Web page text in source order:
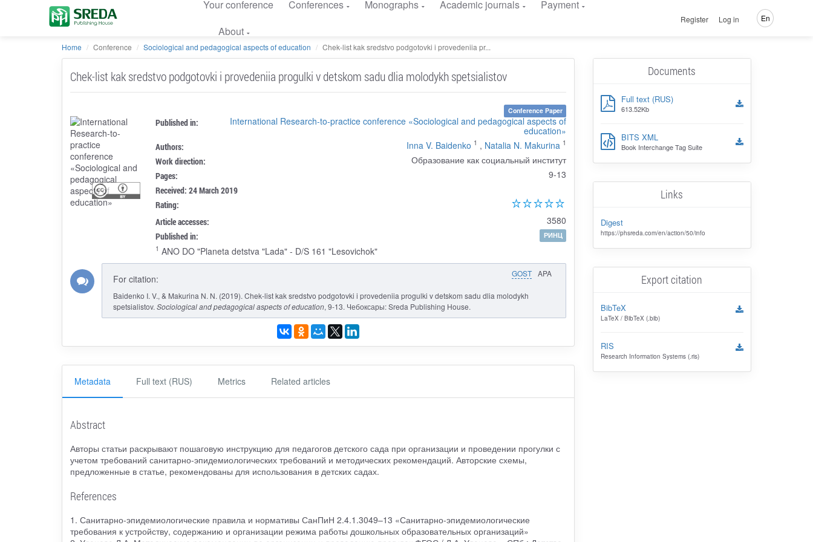
Your conference Conferences Monographs Academic journals
Payment
About
Register Log in En
Home Conference Sociological and pedagogical aspects of education Chek-list kak sredstvo podgotovki i provedeniia pr...
Chek-list kak sredstvo podgotovki i provedeniia progulki v detskom sadu dlia molodykh spetsialistov
Conference Paper
Published in:
International Research-to-practice conference «Sociological and pedagogical aspects of
education»
Authors: Inna V. Baidenko 1 , Natalia N. Makurina 1
Work direction: Образование как социальный институт
Pages: 9-13
Received: 24 March 2019
Rating:
Article accesses:
3580
Published in:
РИНЦ
1 ANO DO "Planeta detstva "Lada" - D/S 161 "Lesovichok"
GOST APA
For citation:
Baidenko I. V., & Makurina N. N. (2019). Chek-list kak sredstvo podgotovki i provedeniia progulki v detskom sadu dlia molodykh
spetsialistov. Sociological and pedagogical aspects of education, 9-13. Чебоксары: Sreda Publishing House.
Metadata Full text (RUS) Metrics Related articles
Abstract
Авторы статьи раскрывают пошаговую инструкцию для педагогов детского сада при организации и проведении прогулки с
учетом требований санитарно-эпидемиологических требований и методических рекомендаций. Авторские схемы,
предложенные в статье, рекомендованы для использования в детских садах.
References
1. Санитарно-эпидемиологические правила и нормативы СанПиН 2.4.1.3049–13 «Санитарно-эпидемиологические
требования к устройству, содержанию и организации режима работы дошкольных образовательных организаций»
Documents
Full text (RUS)
613.52Kb
BITS XML
Book Interchange Tag Suite
Links
Digest
https://phsreda.com/en/action/50/info
Export citation
BibTeX
LaTeX / BibTeX (.bib)
RIS
Research Information Systems (.ris)